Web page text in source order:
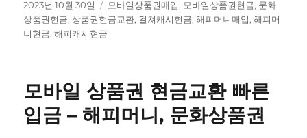
작
성
일
2023년 10월 30일
태
그
모바일상품권매입, 모바일상품권현금, 문화
상품권현금,상품권현금교환, 컬쳐캐시현금,해피머니매입,해피머
니현금,해피캐시현금
모바일 상품권 현금교환 빠른
입금 – 해피머니, 문화상품권